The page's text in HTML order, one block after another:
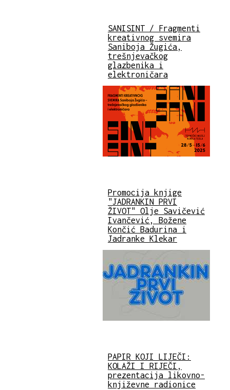
SANISINT / Fragmenti
kreativnog svemira
Saniboja Žugića,
trešnjevačkog
glazbenika i
elektroničara
Promocija knjige
"JADRANKIN PRVI
ŽIVOT" Olje Savičević
Ivančević, Božene
Končić Badurina i
Jadranke Klekar
PAPIR KOJI LIJEČI:
KOLAŽI I RIJEČI,
prezentacija likovno-
književne radionice